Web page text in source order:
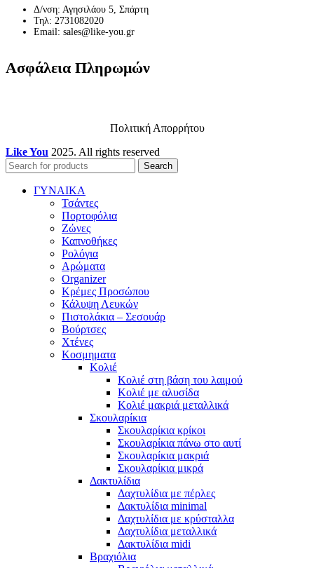
Δ/νση: Αγησιλάου 5, Σπάρτη
Τηλ: 2731082020
Email: sales@like-you.gr
Ασφάλεια Πληρωμών
Πολιτική Απορρήτου
Like You 2025. All rights reserved
Search
ΓΥΝΑΙΚΑ
Τσάντες
Πορτοφόλια
Ζώνες
Καπνοθήκες
Ρολόγια
Αρώματα
Organizer
Κρέμες Προσώπου
Κάλυψη Λευκών
Πιστολάκια – Σεσουάρ
Βούρτσες
Χτένες
Κοσμηματα
Κολιέ
Κολιέ στη βάση του λαιμού
Κολιέ με αλυσίδα
Κολιέ μακριά μεταλλικά
Σκουλαρίκια
Σκουλαρίκια κρίκοι
Σκουλαρίκια πάνω στο αυτί
Σκουλαρίκια μακριά
Σκουλαρίκια μικρά
Δακτυλίδια
Δαχτυλίδια με πέρλες
Δακτυλίδια minimal
Δαχτυλίδια με κρύσταλλα
Δαχτυλίδια μεταλλικά
Δακτυλίδια midi
Βραχιόλια